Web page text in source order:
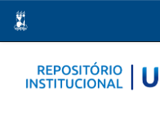
navigation